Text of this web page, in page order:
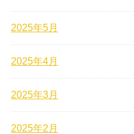
2025年5月
2025年4月
2025年3月
2025年2月